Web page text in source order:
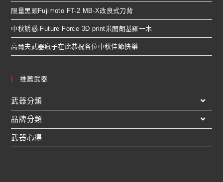
限量黑頭Fujimoto FT-2 MB-X改良式刀背
中秋誘惑-Future Force 3D print米開朗基羅一木
高爾夫武器瘋子在此恭祝各位中秋佳節快樂
推薦武器
武器分類
品牌分類
武器心得